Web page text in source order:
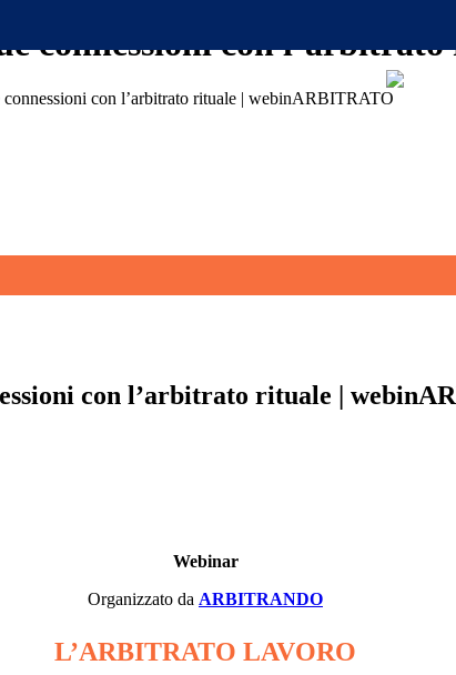
connessioni con
con l’arbitrato rituale | webinARBITRATO
con l’arbitrato rituale |
Webinar
Organizzato da ARBITRANDO
L’ARBITRATO LAVORO